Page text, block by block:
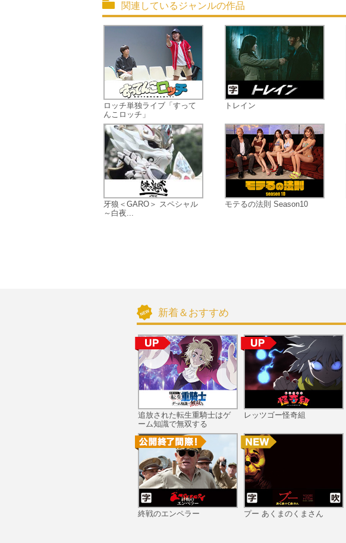
関連しているジャンルの作品
ロッチ単独ライブ「すって
んこロッチ」
牙狼＜GARO＞ スペシャル
～白夜...
トレイン
モテるの法則 Season10
新着＆おすすめ
追放された転生重騎士はゲ
ーム知識で無双する
終戦のエンペラー
レッツゴー怪奇組
プー あくまのくまさん